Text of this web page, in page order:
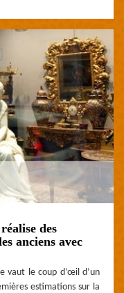
des
anciens avec
vaut le coup d’œil d’un
estimations sur la